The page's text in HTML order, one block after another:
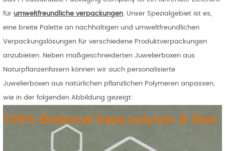
für umweltfreundliche verpackungen. Unser Spezialgebiet ist es,
eine breite Palette an nachhaltigen und umweltfreundlichen
Verpackungslösungen für verschiedene Produktverpackungen
anzubieten. Neben maßgeschneiderten Juwelierboxen aus
Naturpflanzenfasern können wir auch personalisierte
Juwelierboxen aus natürlichen pflanzlichen Polymeren anpassen,
wie in der folgenden Abbildung gezeigt: